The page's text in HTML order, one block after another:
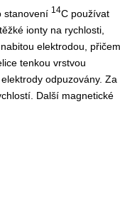
stanovení 14C používat
ionty na rychlosti,
elektrodou,
tenkou vrstvou
odpuzovány. Za
Další magnetické